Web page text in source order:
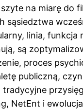
na miarę do
sąsiedztwa
linia,
są
proces
publiczną,
NetEnt i